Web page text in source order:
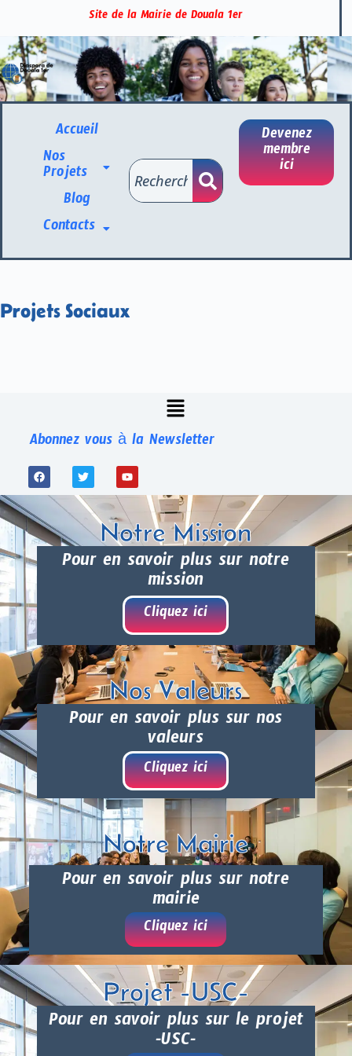
Site de la Mairie de Douala 1er
Accueil
Nos
Projets
Blog
Contacts
Devenez
membre
ici
Projets Sociaux
Abonnez vous à la Newsletter
Notre Mission
Pour en savoir plus sur notre
mission
Cliquez ici
Nos Valeurs
Pour en savoir plus sur nos
valeurs
Cliquez ici
Notre Mairie
Pour en savoir plus sur notre
mairie
Cliquez ici
Projet -USC-
Pour en savoir plus sur le projet
-USC-